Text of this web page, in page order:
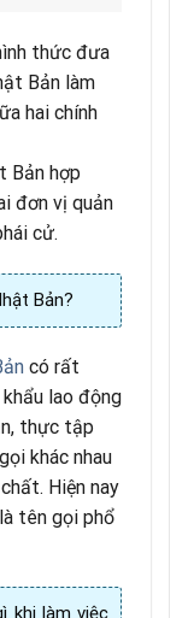
thức đưa
Bản làm
hai chính
Bản hợp
đơn vị quản
cử.
Bản?
có rất
lao động
thực tập
khác nhau
Hiện nay
tên gọi phổ
khi làm việc